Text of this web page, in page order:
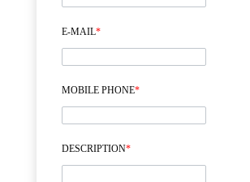
E-MAIL*
MOBILE PHONE*
DESCRIPTION*